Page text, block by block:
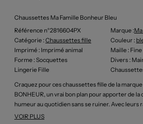
Chaussettes Ma Famille Bonheur Bleu
Référence n°2816604PX
Marque :
Catégorie : Chaussettes fille Couleur :
Imprimé : Imprimé animal Maille : Fine
Forme : Socquettes Divers :
Lingerie Fille
Craquez pour ces chaussettes fille de la
BONHEUR, un vrai bon plan pour apporter de la
humeur au quotidien sans se ruiner. Avec
vives, leurs motifs ludiques et leur finition toute
VOIR PLUS